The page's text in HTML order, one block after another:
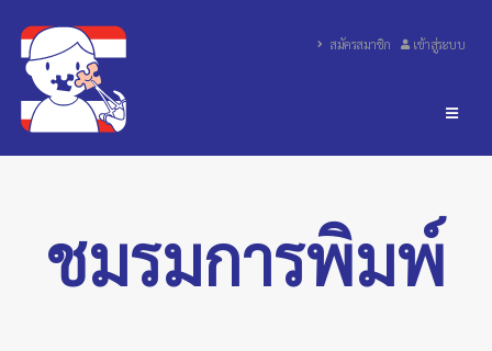
สมัครสมาชิก เข้าสู่ระบบ
ชมรมการพิมพ์